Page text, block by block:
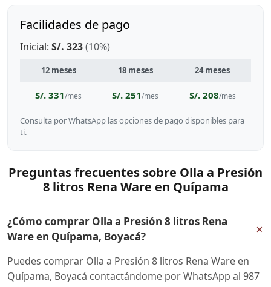
Facilidades de pago
Inicial: S/. 323(10%)
12 meses 18 meses 24 meses
S/. 331/mes S/. 251/mes S/. 208/mes
Consulta por WhatsApp las opciones de pago disponibles para
ti.
Preguntas frecuentes sobre Olla a Presión
8 litros Rena Ware en Quípama
¿Cómo comprar Olla a Presión 8 litros Rena
Ware en Quípama, Boyacá?
+
Puedes comprar Olla a Presión 8 litros Rena Ware en
Quípama, Boyacá contactándome por WhatsApp al 987